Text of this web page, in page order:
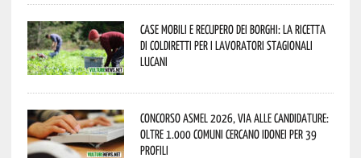
Case mobili e recupero dei borghi: la ricetta
di Coldiretti per i lavoratori stagionali
lucani
Concorso Asmel 2026, via alle candidature:
oltre 1.000 Comuni cercano idonei per 39
profili